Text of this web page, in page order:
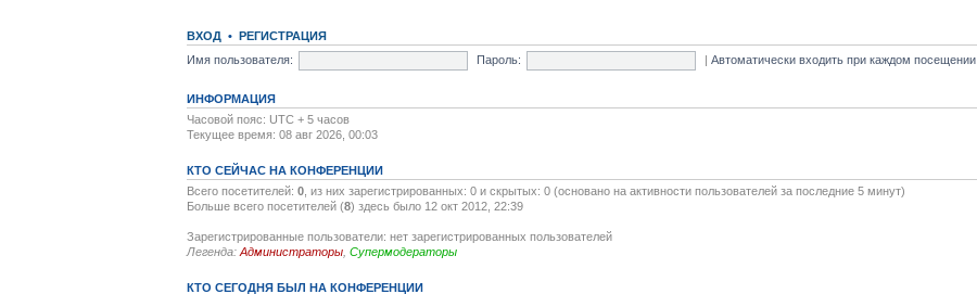
ВХОД • РЕГИСТРАЦИЯ
Имя пользователя:
Пароль: | Автоматически входить при каждом посещении
ИНФОРМАЦИЯ
Часовой пояс: UTC + 5 часов
Текущее время: 08 авг 2026, 00:03
КТО СЕЙЧАС НА КОНФЕРЕНЦИИ
Всего посетителей: 0 , из них зарегистрированных: 0 и скрытых: 0 (основано на активности пользователей за последние 5 минут)
Больше всего посетителей (8) здесь было 12 окт 2012, 22:39
Зарегистрированные пользователи: нет зарегистрированных пользователей
Легенда: Администраторы Супермодераторы
КТО СЕГОДНЯ БЫЛ НА КОНФЕРЕНЦИИ